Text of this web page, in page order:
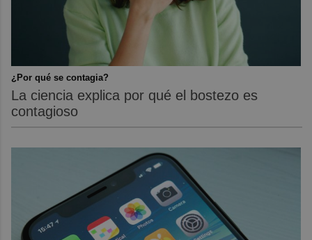
¿Por qué se contagia?
La ciencia explica por qué el bostezo es
contagioso